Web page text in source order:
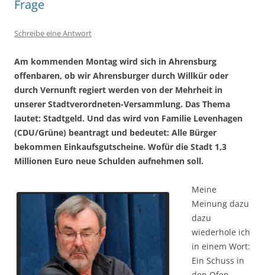
Frage
Schreibe eine Antwort
Am kommenden Montag wird sich in Ahrensburg
offenbaren, ob wir Ahrensburger durch Willkür oder
durch Vernunft regiert werden von der Mehrheit in
unserer Stadtverordneten-Versammlung. Das Thema
lautet: Stadtgeld. Und das wird von Familie Levenhagen
(CDU/Grüne) beantragt und bedeutet: Alle Bürger
bekommen Einkaufsgutscheine. Wofür die Stadt 1,3
Millionen Euro neue Schulden aufnehmen soll.
Meine
Meinung dazu
dazu
wiederhole ich
in einem Wort:
Ein Schuss in